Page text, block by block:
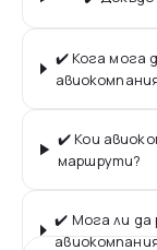
✔️ Кога мога
✔️ Кои
маршрути?
✔️ Мога ли да